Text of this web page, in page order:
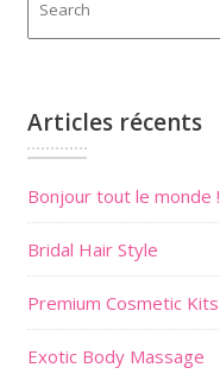
Articles récents
Bonjour tout le monde !
Bridal Hair Style
Premium Cosmetic Kits
Exotic Body Massage